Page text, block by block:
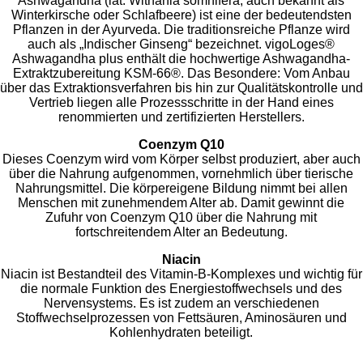
Winterkirsche oder Schlafbeere) ist eine der bedeutendsten
Pflanzen in der Ayurveda. Die traditionsreiche Pflanze wird
auch als „Indischer Ginseng“ bezeichnet. vigoLoges®
Ashwagandha plus enthält die hochwertige Ashwagandha-
Extraktzubereitung KSM-66®. Das Besondere: Vom Anbau
über das Extraktionsverfahren bis hin zur Qualitätskontrolle und
Vertrieb liegen alle Prozessschritte in der Hand eines
renommierten und zertifizierten Herstellers.
Coenzym Q10
Dieses Coenzym wird vom Körper selbst produziert, aber auch
über die Nahrung aufgenommen, vornehmlich über tierische
Nahrungsmittel. Die körpereigene Bildung nimmt bei allen
Menschen mit zunehmendem Alter ab. Damit gewinnt die
Zufuhr von Coenzym Q10 über die Nahrung mit
fortschreitendem Alter an Bedeutung.
Niacin
Niacin ist Bestandteil des Vitamin-B-Komplexes und wichtig für
die normale Funktion des Energiestoffwechsels und des
Nervensystems. Es ist zudem an verschiedenen
Stoffwechselprozessen von Fettsäuren, Aminosäuren und
Kohlenhydraten beteiligt.